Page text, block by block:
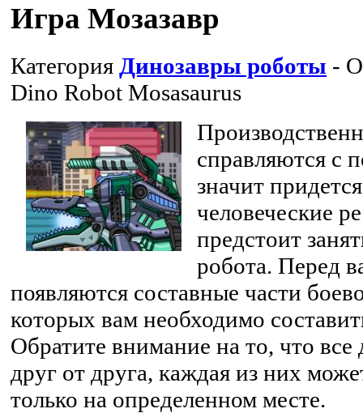
Игра Мозазавр
Категория Динозавры роботы -
Dino Robot Mosasaurus
справляются с
значит
человеческие
предстоит
робота. Перед
появляются составные части
которых вам необходимо
Обратите внимание на то, что все
друг от друга, каждая из них
только на определенном месте.